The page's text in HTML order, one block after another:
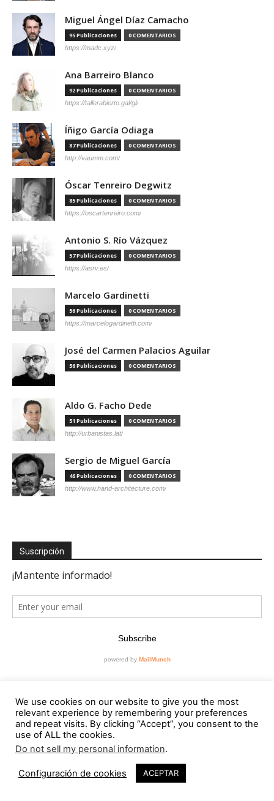
Miguel Ángel Díaz Camacho
95 Publicaciones 0 COMENTARIOS
https://madc.xyz/
Ana Barreiro Blanco
92 Publicaciones 0 COMENTARIOS
https://tallerabierto.gal/gl/
Íñigo García Odiaga
87 Publicaciones 0 COMENTARIOS
http://vaumm.com/
Óscar Tenreiro Degwitz
85 Publicaciones 0 COMENTARIOS
https://oscartenreiro.com/
Antonio S. Río Vázquez
57 Publicaciones 0 COMENTARIOS
https://asrv.es/
Marcelo Gardinetti
56 Publicaciones 0 COMENTARIOS
https://marcelogardinetti.com/
José del Carmen Palacios Aguilar
56 Publicaciones 0 COMENTARIOS
Aldo G. Facho Dede
51 Publicaciones 0 COMENTARIOS
http://urbanistas.lat/
Sergio de Miguel García
46 Publicaciones 0 COMENTARIOS
http://www.hand-architecture.com/
Suscripción
Editorial
Contacto
RevistaVAD
We use cookies on our website to give you the most
relevant experience by remembering your preferences
and repeat visits. By clicking “Accept”, you consent to the
use of ALL the cookies.
Do not sell my personal information.
Configuración de cookies ACEPTAR